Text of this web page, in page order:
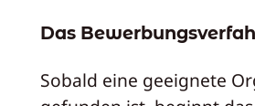
Das
Sobald eine geeignete